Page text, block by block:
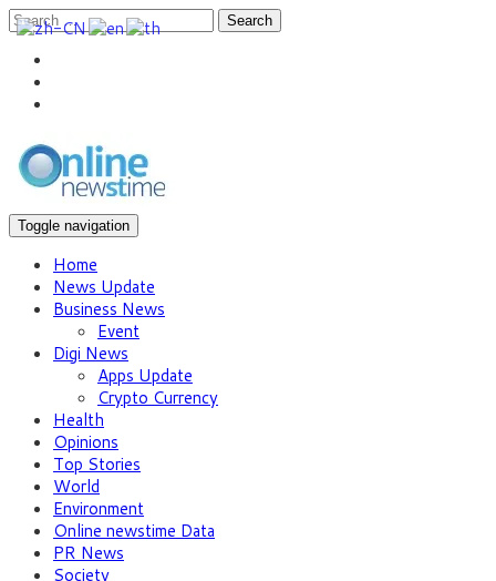
Search
Toggle navigation
Home
News Update
Business News
Event
Digi News
Apps Update
Crypto Currency
Health
Opinions
Top Stories
World
Environment
Online newstime Data
PR News
Society